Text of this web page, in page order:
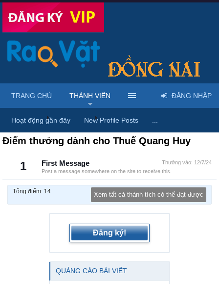
Trang chủ Thành viên Thuế Quang Huy
Điểm thưởng dành cho Thuế Quang Huy
1 Thưởng vào: 12/7/24
First Message
Post a message somewhere on the site to receive this.
Tổng điểm: 14 Xem tất cả thành tích có thể đạt được
Đăng ký!
QUẢNG CÁO BÀI VIẾT
TRANG CHỦ THÀNH VIÊN
Hoạt động gần đây New Profile Posts
ĐĂNG NHẬP